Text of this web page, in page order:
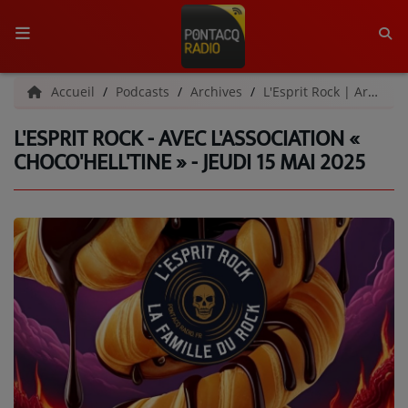
ACCUEIL
RADIO
L'ÉQUIPE
GRILLE DES PROGRAMMES
C'ÉTAIT QUOI CE TITRE ?
MÉDIAS
PODCASTS - SAISON 2026/2027
Accueil Podcasts Archives L'Esprit Rock | Archives
L'ESPRIT ROCK - AVEC L'ASSOCIATION «
CHOCO'HELL'TINE » - JEUDI 15 MAI 2025